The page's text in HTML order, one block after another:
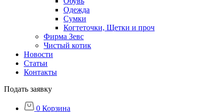
Одежда
Сумки
Когтеточки, Щетки и проч
Фирма Зевс
Чистый котик
Новости
Статьи
Контакты
Подать заявку
0 Корзина